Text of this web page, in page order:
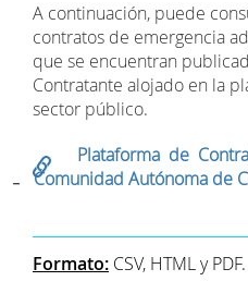
A continuación, puede
contratos de emergencia
que se encuentran
Contratante alojado en la
sector público.
Plataforma de
Comunidad Autónoma de
Formato: CSV, HTML y PDF.